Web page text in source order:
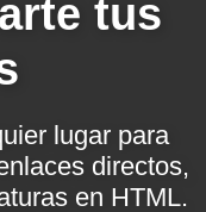
tus
lugar para
directos,
en HTML.